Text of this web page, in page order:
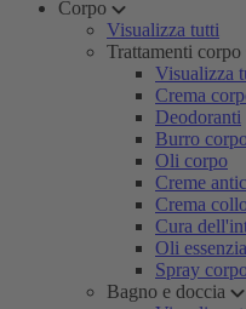
Corpo
Visualizza tutti
Trattamenti corpo
Visualizza
Crema
Deodoranti
Burro
Oli corpo
Creme
Crema
Cura
Oli
Spray
Bagno e doccia